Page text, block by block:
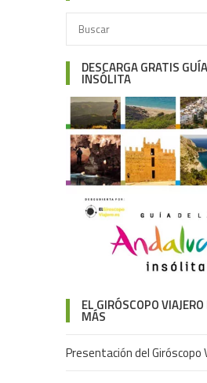
DESCARGA GRATIS
INSÓLITA
EL GIRÓSCOPO
MÁS
Presentación del Giróscopo